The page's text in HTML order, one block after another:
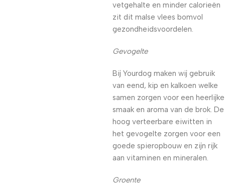
vetgehalte en minder calorieën
zit dit malse vlees bomvol
gezondheidsvoordelen.
Gevogelte
Bij Yourdog maken wij gebruik
van eend, kip en kalkoen welke
samen zorgen voor een heerlijke
smaak en aroma van de brok. De
hoog verteerbare eiwitten in
het gevogelte zorgen voor een
goede spieropbouw en zijn rijk
aan vitaminen en mineralen.
Groente